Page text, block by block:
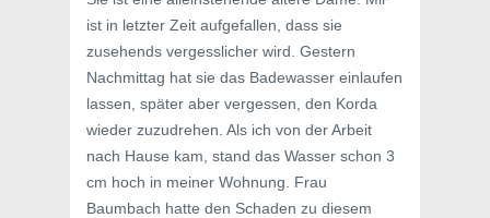
ist in letzter Zeit aufgefallen, dass sie
zusehends vergesslicher wird. Gestern
Nachmittag hat sie das Badewasser einlaufen
lassen, später aber vergessen, den Korda
wieder zuzudrehen. Als ich von der Arbeit
nach Hause kam, stand das Wasser schon 3
cm hoch in meiner Wohnung. Frau
Baumbach hatte den Schaden zu diesem